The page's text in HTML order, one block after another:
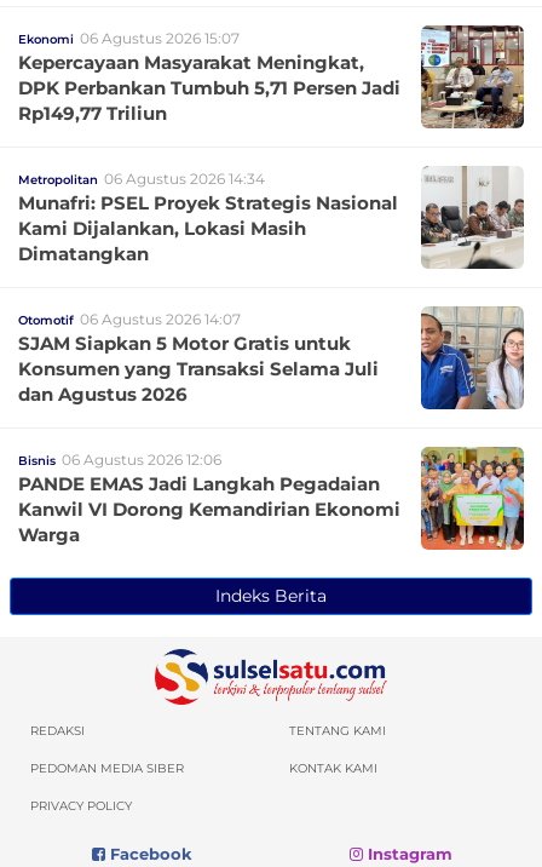
Ekonomi 06 Agustus 2026 15:07
Kepercayaan Masyarakat Meningkat,
DPK Perbankan Tumbuh 5,71 Persen Jadi
Rp149,77 Triliun
Metropolitan 06 Agustus 2026 14:34
Munafri: PSEL Proyek Strategis Nasional
Kami Dijalankan, Lokasi Masih
Dimatangkan
Otomotif 06 Agustus 2026 14:07
SJAM Siapkan 5 Motor Gratis untuk
Konsumen yang Transaksi Selama Juli
dan Agustus 2026
Bisnis 06 Agustus 2026 12:06
PANDE EMAS Jadi Langkah Pegadaian
Kanwil VI Dorong Kemandirian Ekonomi
Warga
Indeks Berita
REDAKSI TENTANG KAMI
PEDOMAN MEDIA SIBER KONTAK KAMI
PRIVACY POLICY
Facebook Instagram